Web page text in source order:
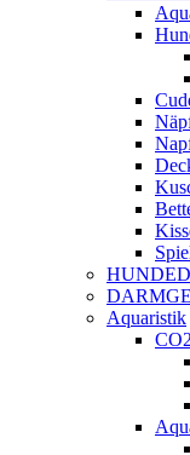
Aquaristik